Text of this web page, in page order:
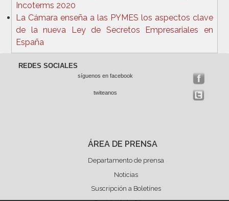
Incoterms 2020
La Cámara enseña a las PYMES los aspectos clave
de la nueva Ley de Secretos Empresariales en
España
REDES SOCIALES
síguenos en facebook
twiteanos
ÁREA DE PRENSA
Departamento de prensa
Noticias
Suscripción a Boletínes